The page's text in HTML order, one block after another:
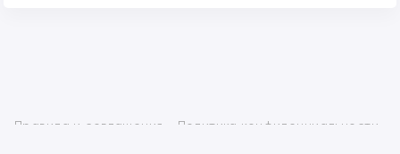
Правила и соглашения Политика конфиденциальности